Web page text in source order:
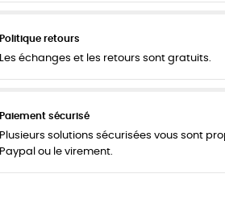
Politique retours
Les échanges et les retours sont gratuits.
Paiement sécurisé
Plusieurs solutions sécurisées vous sont
Paypal ou le virement.